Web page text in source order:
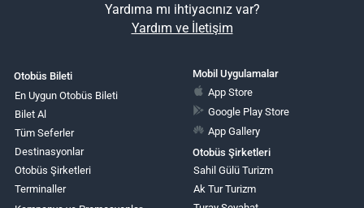
Yardıma mı ihtiyacınız var?
Yardım ve İletişim
Otobüs Bileti
En Uygun Otobüs Bileti
Bilet Al
Tüm Seferler
Destinasyonlar
Otobüs Şirketleri
Terminaller
Mobil Uygulamalar
App Store
Google Play Store
App Gallery
Otobüs Şirketleri
Sahil Gülü Turizm
Ak Tur Turizm